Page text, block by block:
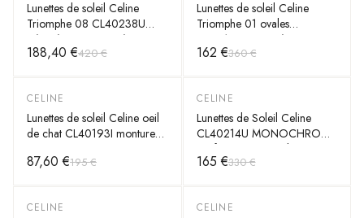
Lunettes de soleil Celine
Triomphe 08 CL40238U
géométriques en acétate
188,40 €420 €
Lunettes de soleil Celine
Triomphe 01 ovales
CL40194U en acétate
162 €360 €
-55 %
CELINE
Lunettes de soleil Celine oeil
de chat CL40193I monture
87,60 €195 €
-50 %
CELINE
Lunettes de Soleil Celine
CL40214U MONOCHROMS
02 forme rectangulaire
165 €330 €
-55 %
CELINE -55 %
CELINE